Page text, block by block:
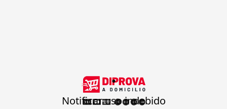
.
Notificar uso indebido